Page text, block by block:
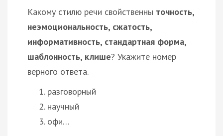
Какому стилю речи свойственны точность,
неэмоциональность, сжатость,
информативность, стандартная форма,
шаблонность, клише? Укажите номер
верного ответа.
разговорный
научный
офи…